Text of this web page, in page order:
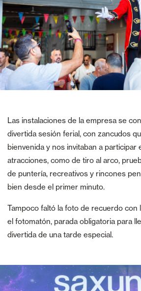
Las instalaciones de la empresa se
divertida sesión ferial, con zancudos
bienvenida y nos invitaban a participar
atracciones, como de tiro al arco,
de puntería, recreativos y rincones
bien desde el primer minuto.
Tampoco faltó la foto de recuerdo con
el fotomatón, parada obligatoria para
divertida de una tarde especial.